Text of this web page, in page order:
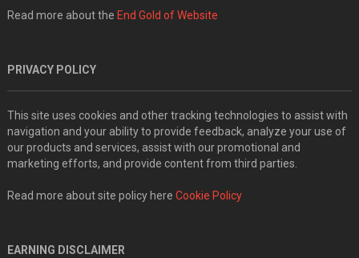
Read more about the End Gold of Website
PRIVACY POLICY
This site uses cookies and other tracking technologies to assist with
navigation and your ability to provide feedback, analyze your use of
our products and services, assist with our promotional and
marketing efforts, and provide content from third parties.
Read more about site policy here Cookie Policy
EARNING DISCLAIMER